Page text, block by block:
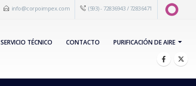
info@corpoimpex.com (593) - 72836943 / 72836471
SERVICIO TÉCNICO CONTACTO PURIFICACIÓN DE AIRE